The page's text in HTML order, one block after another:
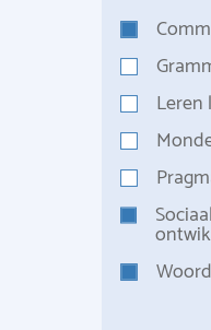
Leren